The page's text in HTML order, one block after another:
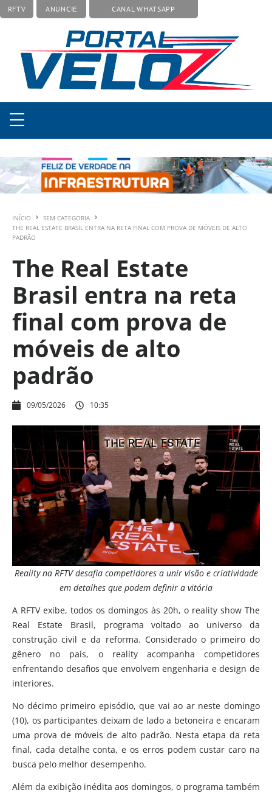
RFTV ANUNCIE CANAL WHATSAPP
INÍCIO
SEM CATEGORIA
THE REAL ESTATE BRASIL ENTRA NA RETA FINAL COM PROVA DE MÓVEIS DE ALTO
PADRÃO
The Real Estate
Brasil entra na reta
final com prova de
móveis de alto
padrão
09/05/2026 10:35
Reality na RFTV desafia competidores a unir visão e criatividade
em detalhes que podem definir a vitória
A RFTV exibe, todos os domingos às 20h, o reality show The
Real Estate Brasil, programa voltado ao universo da
construção civil e da reforma. Considerado o primeiro do
gênero no país, o reality acompanha competidores
enfrentando desafios que envolvem engenharia e design de
interiores.
No décimo primeiro episódio, que vai ao ar neste domingo
(10), os participantes deixam de lado a betoneira e encaram
uma prova de móveis de alto padrão. Nesta etapa da reta
final, cada detalhe conta, e os erros podem custar caro na
busca pelo melhor desempenho.
Além da exibição inédita aos domingos, o programa também